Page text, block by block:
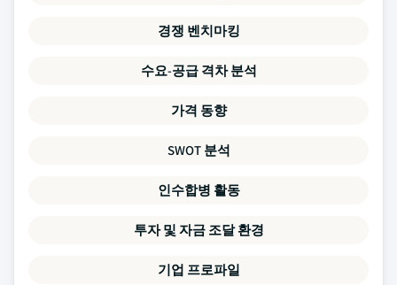
경쟁 벤치마킹
수요-공급 격차 분석
가격 동향
SWOT 분석
인수합병 활동
투자 및 자금 조달 환경
기업 프로파일